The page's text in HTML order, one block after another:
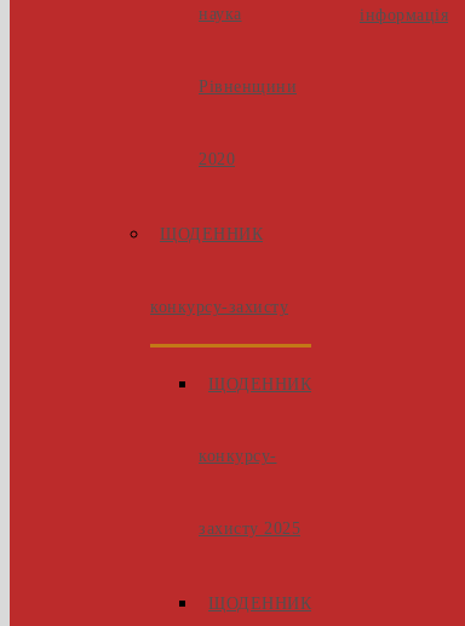
наука
Рівненщини
2020
ЩОДЕННИК
конкурсу-захисту
ЩОДЕННИК
конкурсу-
захисту 2025
ЩОДЕННИК
інформація